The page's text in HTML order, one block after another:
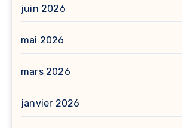
juin 2026
mai 2026
mars 2026
janvier 2026